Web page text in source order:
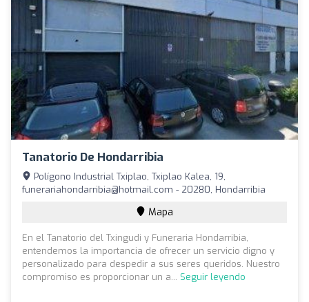
Tanatorio De Hondarribia
Polígono Industrial Txiplao, Txiplao Kalea, 19,
funerariahondarribia@hotmail.com - 20280, Hondarribia
Mapa
En el Tanatorio del Txingudi y Funeraria Hondarribia,
entendemos la importancia de ofrecer un servicio digno y
personalizado para despedir a sus seres queridos. Nuestro
compromiso es proporcionar un a... Seguir leyendo